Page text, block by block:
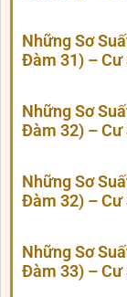
Những Sơ
Đàm 31) – Cư
Những Sơ
Đàm 32) – Cư
Những Sơ
Đàm 32) – Cư
Những Sơ
Đàm 33) – Cư